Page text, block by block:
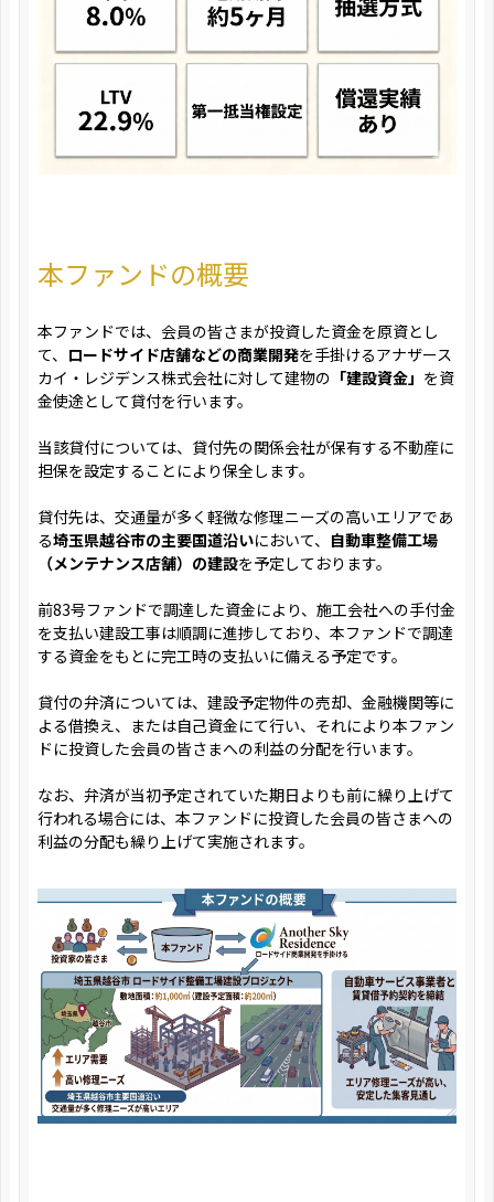
本ファンドの概要
本ファンドでは、会員の皆さまが投資した資金を原資とし
て、 ロードサイド店舗などの商業開発を手掛けるアナザース
カイ・レジデンス株式会社に対して建物の 「建設資金」 を資
金使途として貸付を行います。
当該貸付については、貸付先の関係会社が保有する不動産に
担保を設定することにより保全します。
貸付先は、交通量が多く軽微な修理ニーズの高いエリアであ
る埼玉県越谷市の主要国道沿いにおいて、 自動車整備工場
（メンテナンス店舗）の建設を予定しております。
前83号ファンドで調達した資金により、施工会社への手付金
を支払い建設工事は順調に進捗しており、本ファンドで調達
する資金をもとに完工時の支払いに備える予定です。
貸付の弁済については、建設予定物件の売却、金融機関等に
よる借換え、または自己資金にて行い、それにより本ファン
ドに投資した会員の皆さまへの利益の分配を行います。
なお、弁済が当初予定されていた期日よりも前に繰り上げて
行われる場合には、本ファンドに投資した会員の皆さまへの
利益の分配も繰り上げて実施されます。